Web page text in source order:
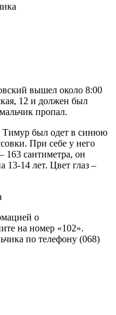
вышел около 8:00
12 и должен был
пропал.
Тимур был одет в синюю
При себе у него
163 сантиметра, он
13-14 лет. Цвет глаз –
о
на номер «102».
по телефону (068)